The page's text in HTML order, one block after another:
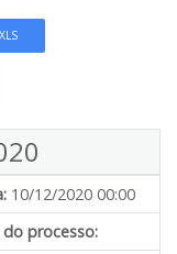
10/12/2020 00:00
processo: